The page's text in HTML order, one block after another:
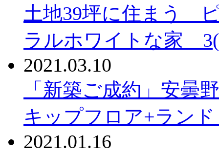
土地39坪に住まう
ラルホワイトな家
2021.03.10
「新築ご成約」安
キップフロア+ラン
2021.01.16